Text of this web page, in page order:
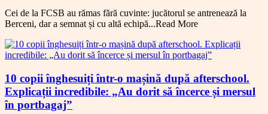
Cei de la FCSB au rămas fără cuvinte: jucătorul se antrenează la
Berceni, dar a semnat și cu altă echipă...Read More
10 copii înghesuiți într-o mașină după afterschool.
Explicații incredibile: „Au dorit să încerce și mersul
în portbagaj”